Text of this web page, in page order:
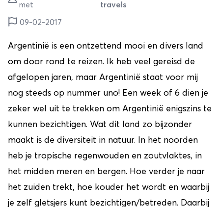
met
travels
09-02-2017
Argentinië is een ontzettend mooi en divers land
om door rond te reizen. Ik heb veel gereisd de
afgelopen jaren, maar Argentinië staat voor mij
nog steeds op nummer uno! Een week of 6 dien je
zeker wel uit te trekken om Argentinië enigszins te
kunnen bezichtigen. Wat dit land zo bijzonder
maakt is de diversiteit in natuur. In het noorden
heb je tropische regenwouden en zoutvlaktes, in
het midden meren en bergen. Hoe verder je naar
het zuiden trekt, hoe kouder het wordt en waarbij
je zelf gletsjers kunt bezichtigen/betreden. Daarbij